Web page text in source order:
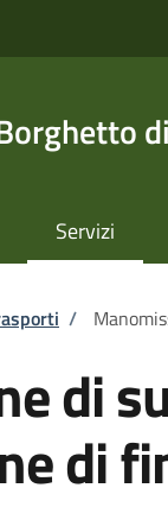
Servizi
/
di
di